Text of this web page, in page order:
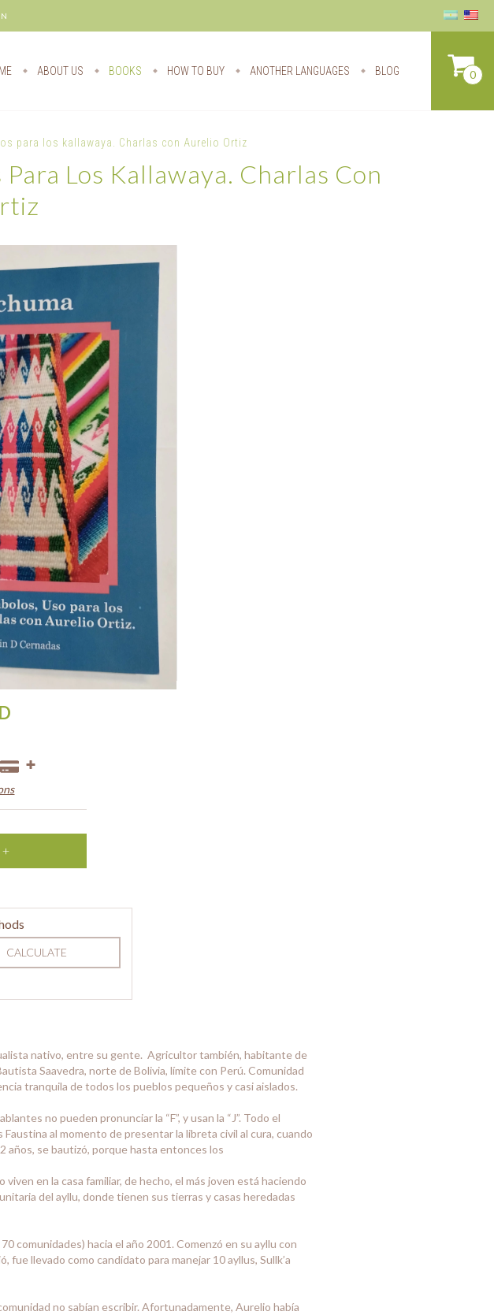
ABOUT US BOOKS HOW TO BUY ANOTHER LANGUAGES BLOG 0
para los kallawaya. Charlas con Aurelio Ortiz
Los Kallawaya. Charlas Con
CALCULATE
nativo, entre su gente. Agricultor también, habitante de
Saavedra, norte de Bolivia, límite con Perú. Comunidad
tranquila de todos los pueblos pequeños y casi aislados.
no pueden pronunciar la “F”, y usan la “J”. Todo el
al momento de presentar la libreta civil al cura, cuando
años, se bautizó, porque hasta entonces los
en la casa familiar, de hecho, el más joven está haciendo
del ayllu, donde tienen sus tierras y casas heredadas
comunidades) hacia el año 2001. Comenzó en su ayllu con
llevado como candidato para manejar 10 ayllus, Sullk’a
no sabían escribir. Afortunadamente, Aurelio había